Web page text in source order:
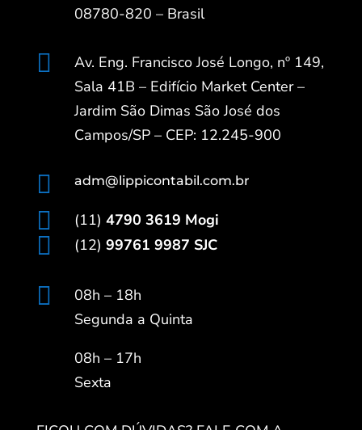
08780-820 – Brasil

Av. Eng. Francisco José Longo, nº 149,
Sala 41B – Edifício Market Center –
Jardim São Dimas São José dos
Campos/SP – CEP: 12.245-900
 adm@lippicontabil.com.br
 (11) 4790 3619 Mogi
 (12) 99761 9987 SJC

08h – 18h
Segunda a Quinta
08h – 17h
Sexta